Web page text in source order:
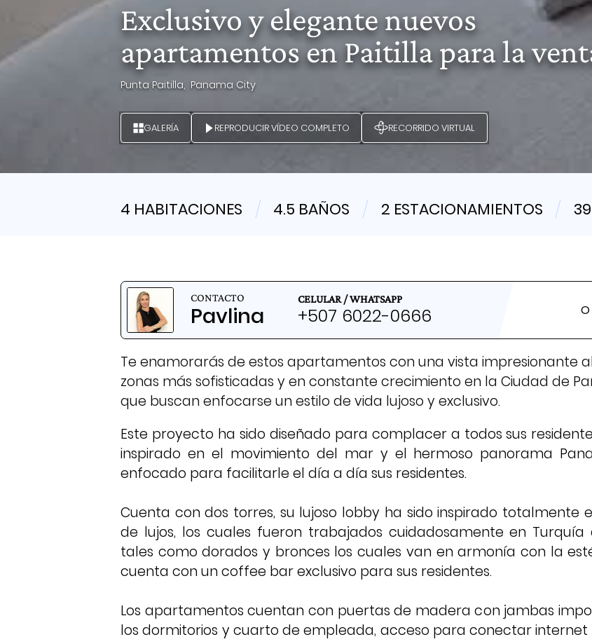
Exclusivo y elegante nuevos
apartamentos en Paitilla para la
Punta Paitilla, Panama City
GALERÍA REPRODUCIR VÍDEO COMPLETO RECORRIDO VIRTUAL
4 HABITACIONES 4.5 BAÑOS 2 ESTACIONAMIENTOS
CONTACTO
Pavlina
CELULAR / WHATSAPP
-0666
6022
+507 O
Te enamorarás de estos apartamentos con una vista impresionante
zonas más sofisticadas y en constante crecimiento en la Ciudad de
que buscan enfocarse un estilo de vida lujoso y exclusivo.
Este proyecto ha sido diseñado para complacer a todos sus
inspirado en el movimiento del mar y el hermoso panorama
enfocado para facilitarle el día a día sus residentes.
Cuenta con dos torres, su lujoso lobby ha sido inspirado totalmente
de lujos, los cuales fueron trabajados cuidadosamente en
tales como dorados y bronces los cuales van en armonía con la
cuenta con un coffee bar exclusivo para sus residentes.
Los apartamentos cuentan con puertas de madera con jambas
los dormitorios y cuarto de empleada, acceso para conectar